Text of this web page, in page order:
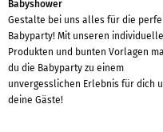
Babyshower
Gestalte bei uns alles für die
Babyparty! Mit unseren
Produkten und bunten Vorlagen
du die Babyparty zu einem
unvergesslichen Erlebnis für dich
deine Gäste!